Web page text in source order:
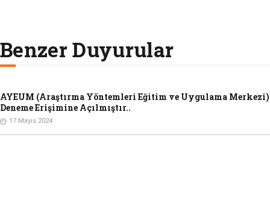
Benzer Duyurular
AYEUM (Araştırma Yöntemleri Eğitim ve Uygulama Merkezi)
Deneme Erişimine Açılmıştır..
17 Mayıs 2024